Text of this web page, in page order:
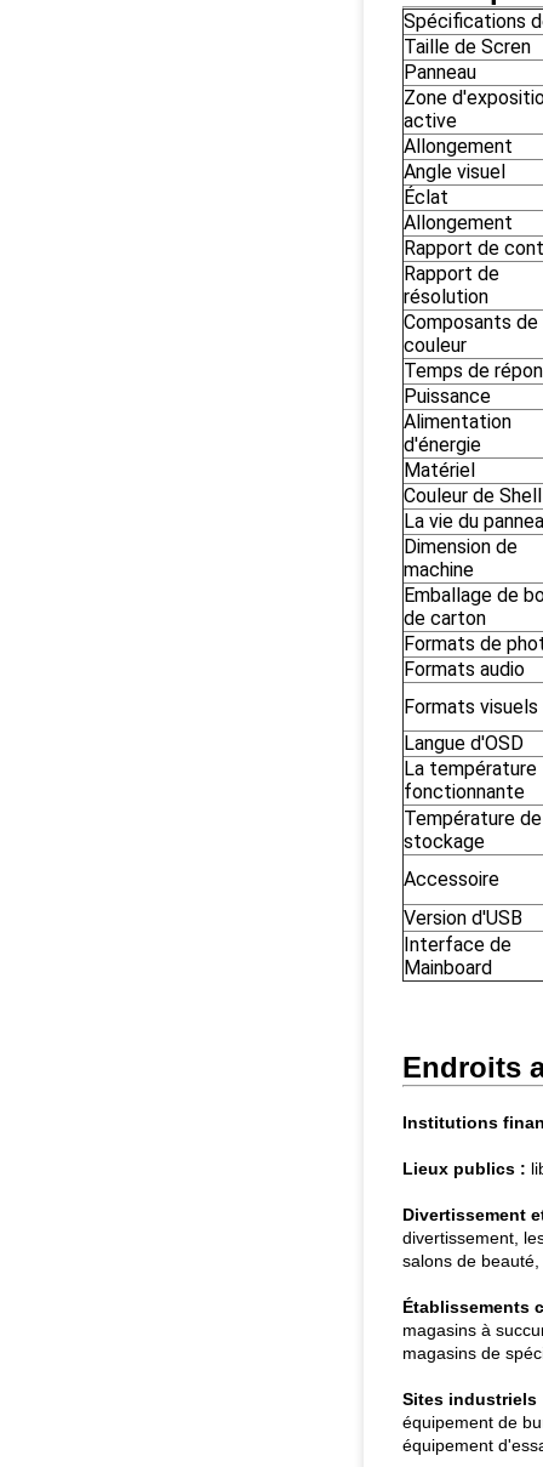
Spécifications
Taille de Scren
Panneau
Zone
active
Allongement
Angle visuel
Éclat
Allongement
Rapport de
Rapport de
résolution
Composants de
couleur
Temps de
Puissance
Alimentation
d'énergie
Matériel
Couleur de Shell
La vie du
Dimension de
machine
Emballage de
de carton
Formats de
Formats audio
Formats visuels
Langue d'OSD
La température
fonctionnante
Température de
stockage
Accessoire
Version d'USB
Interface de
Mainboard
Endroits
Institutions
Lieux publics :
Divertissement
divertissement,
salons de
Établissements
magasins à
magasins de
Sites industriels
équipement de
équipement